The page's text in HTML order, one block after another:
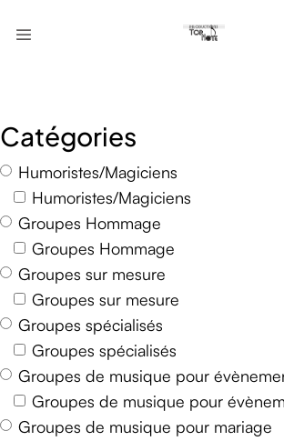
Catégories
Humoristes/Magiciens
Humoristes/Magiciens
Groupes Hommage
Groupes Hommage
Groupes sur mesure
Groupes sur mesure
Groupes spécialisés
Groupes spécialisés
Groupes de musique pour
Groupes de musique pour
Groupes de musique pour mariage